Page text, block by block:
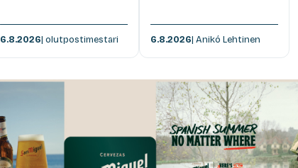
6.8.2026| olutpostimestari 6.8.2026| Anikó Lehtinen